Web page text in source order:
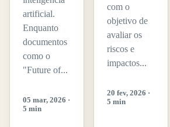
artificial.
Enquanto
documentos
como o
"Future of...
05 mar, 2026 ·
5 min
com o
objetivo de
avaliar os
riscos e
impactos...
20 fev, 2026 ·
5 min